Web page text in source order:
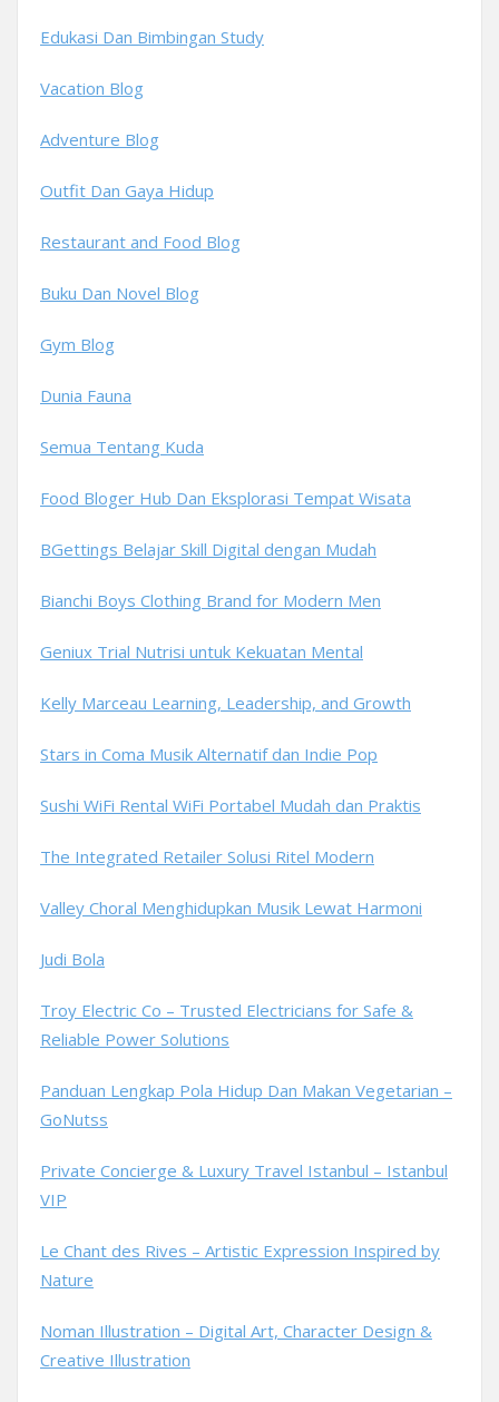
Edukasi Dan Bimbingan Study
Vacation Blog
Adventure Blog
Outfit Dan Gaya Hidup
Restaurant and Food Blog
Buku Dan Novel Blog
Gym Blog
Dunia Fauna
Semua Tentang Kuda
Food Bloger Hub Dan Eksplorasi Tempat Wisata
BGettings Belajar Skill Digital dengan Mudah
Bianchi Boys Clothing Brand for Modern Men
Geniux Trial Nutrisi untuk Kekuatan Mental
Kelly Marceau Learning, Leadership, and Growth
Stars in Coma Musik Alternatif dan Indie Pop
Sushi WiFi Rental WiFi Portabel Mudah dan Praktis
The Integrated Retailer Solusi Ritel Modern
Valley Choral Menghidupkan Musik Lewat Harmoni
Judi Bola
Troy Electric Co – Trusted Electricians for Safe &
Reliable Power Solutions
Panduan Lengkap Pola Hidup Dan Makan Vegetarian –
GoNutss
Private Concierge & Luxury Travel Istanbul – Istanbul
VIP
Le Chant des Rives – Artistic Expression Inspired by
Nature
Noman Illustration – Digital Art, Character Design &
Creative Illustration